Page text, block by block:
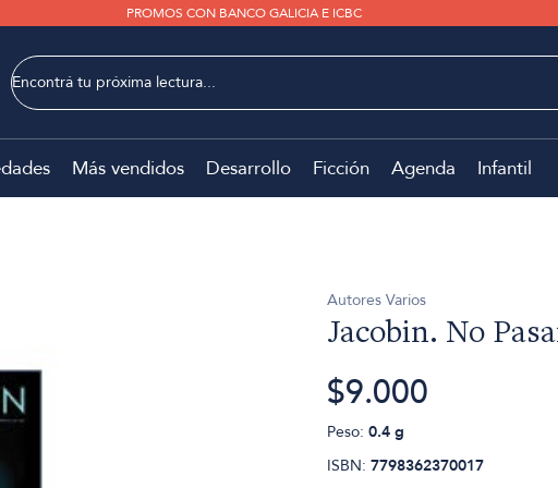
PROMOS CON BANCO GALICIA E ICBC
Más vendidos Desarrollo Ficción Agenda Infantil
Autores Varios
Jacobin. No
$9.000
Peso: 0.4 g
ISBN: 7798362370017